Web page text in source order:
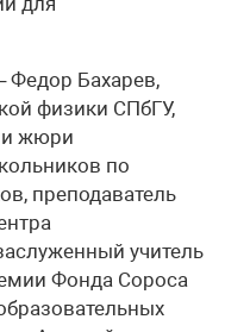
Федор Бахарев,
физики СПбГУ,
и жюри
по
преподаватель
учитель
Фонда Сороса